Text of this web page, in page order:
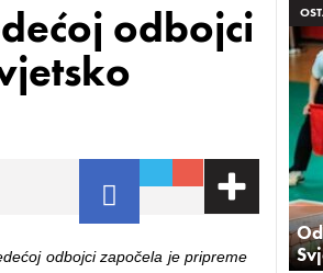
odbojci
odbojci započela je pripreme